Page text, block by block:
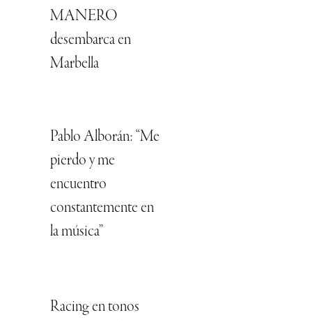
MANERO
desembarca en
Marbella
Pablo Alborán: “Me
pierdo y me
encuentro
constantemente en
la música”
Racing en tonos